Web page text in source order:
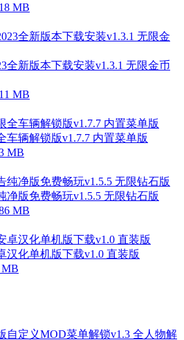
MB
全新版本下载安装v1.3.1 无限金币
MB
车辆解锁版v1.7.7 内置菜单版
MB
净版免费畅玩v1.5.5 无限钻石版
MB
汉化单机版下载v1.0 直装版
MB